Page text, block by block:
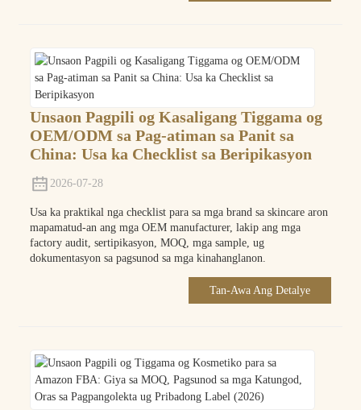
Unsaon Pagpili og Kasaligang Tiggama og
OEM/ODM sa Pag-atiman sa Panit sa
China: Usa ka Checklist sa Beripikasyon
2026-07-28
Usa ka praktikal nga checklist para sa mga brand sa skincare aron
mapamatud-an ang mga OEM manufacturer, lakip ang mga
factory audit, sertipikasyon, MOQ, mga sample, ug
dokumentasyon sa pagsunod sa mga kinahanglanon.
Tan-Awa Ang Detalye